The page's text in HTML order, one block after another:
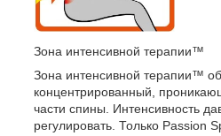
Зона интенсивной терапии™
Зона интенсивной терапии™
концентрированный,
части спины. Интенсивность
регулировать. Только Passion